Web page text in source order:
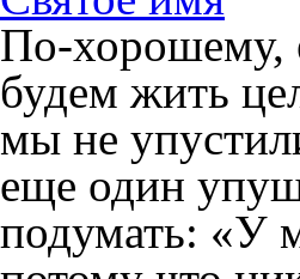
По-хорошему,
будем жить
мы не
еще один
подумать: «У